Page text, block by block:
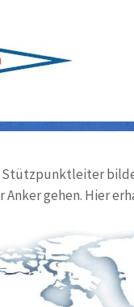
Stützpunktleiter
Anker gehen. Hier